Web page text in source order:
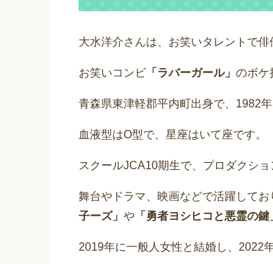
大水洋介さんは、お笑いタレントで俳
お笑いコンビ 「ラバーガール」 のボケ
青森県東津軽郡平内町出身で、1982
血液型はO型で、星座はいて座です。
スクールJCA10期生で、プロダクショ
舞台やドラマ、映画などで活躍してお
子ーズ」 や 「勇者ヨシヒコと悪霊の鍵
2019年に一般人女性と結婚し、2022